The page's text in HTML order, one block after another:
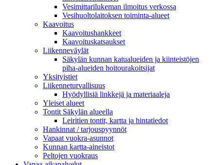
Vesimittarilukeman ilmoitus verkossa
Vesihuoltolaitoksen toiminta-alueet
Kaavoitus
Kaavoitushankkeet
Kaavoituskatsaukset
Liikenneväylät
Säkylän kunnan katualueiden ja kiinteistöjen
piha-alueiden hoitourakoitsijat
Yksityistiet
Liikenneturvallisuus
Hyödyllisiä linkkejä ja materiaaleja
Yleiset alueet
Tontit Säkylän alueella
Leiritien tontit, kartta ja hintatiedot
Hankinnat / tarjouspyynnöt
Vapaat vuokra-asunnot
Kunnan kartta-aineistot
Peltojen vuokraus